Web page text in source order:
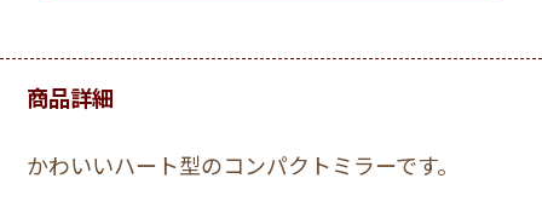
商品詳細
かわいいハート型のコンパクトミラーです。